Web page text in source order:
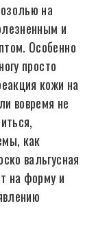
на
и
Особенно
просто
кожи на
вовремя не
как
вальгусная
на форму и